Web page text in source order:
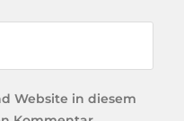
Website in diesem